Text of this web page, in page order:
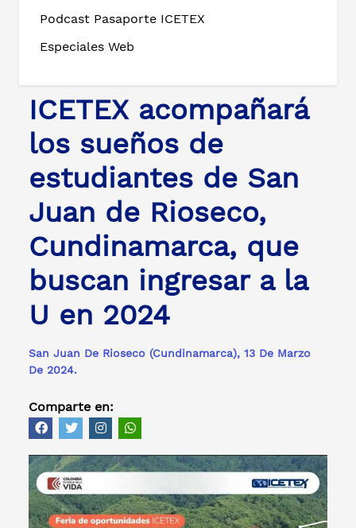
Podcast Pasaporte ICETEX
Especiales Web
ICETEX acompañará
los sueños de
estudiantes de San
Juan de Rioseco,
Cundinamarca, que
buscan ingresar a la
U en 2024
San Juan De Rioseco (Cundinamarca), 13 De Marzo
De 2024.
Comparte en: